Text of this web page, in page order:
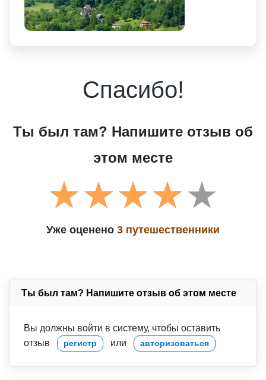
Спасибо!
Ты был там? Напишите отзыв об
этом месте
Уже оценено 3 путешественники
Ты был там? Напишите отзыв об этом месте
Вы должны войти в систему, чтобы оставить
отзыв
регистр или авторизоваться